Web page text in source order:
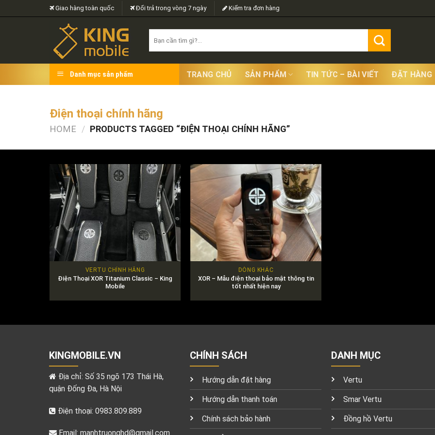
to
Giao hàng toàn quốc Đổi trả trong vòng 7 ngày Kiểm tra đơn hàng
for:
Danh mục sản phẩm TRANG CHỦ SẢN PHẨM TIN TỨC – BÀI VIẾT ĐẶT HÀNG
Điện thoại chính hãng
HOME / PRODUCTS TAGGED “ĐIỆN THOẠI CHÍNH HÃNG”
VERTU CHÍNH HÃNG
Điện Thoại XOR Titanium Classic – King
Mobile
DÒNG KHÁC
XOR – Mẫu điện thoại bảo mật thông tin
tốt nhất hiện nay
KINGMOBILE.VN
Địa chỉ: Số 35 ngõ 173 Thái Hà,
quận Đống Đa, Hà Nội
Điện thoại: 0983.809.889
Email: manhtruonghd@gmail.com
CHÍNH SÁCH
Hướng dẫn đặt hàng
Hướng dẫn thanh toán
Chính sách bảo hành
DANH MỤC
Vertu
Smar Vertu
Đồng hồ Vertu